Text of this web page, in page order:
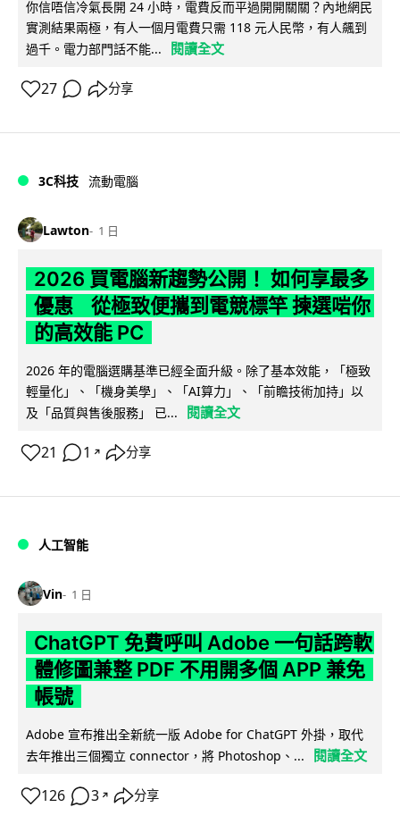
你信唔信冷氣長開 24 小時，電費反而平過開開關關？內地網民
實測結果兩極，有人一個月電費只需 118 元人民幣，有人飆到
過千。電力部門話不能...
閱讀全文
27 分享
3C科技 流動電腦
Lawton 1 日
2026 買電腦新趨勢公開！ 如何享最多
優惠 從極致便攜到電競標竿 揀選啱你
的高效能 PC
2026 年的電腦選購基準已經全面升級。除了基本效能，「極致
輕量化」、「機身美學」、「AI算力」、「前瞻技術加持」以
及「品質與售後服務」 已...
閱讀全文
21 1 ↗ 分享
人工智能
Vin 1 日
ChatGPT 免費呼叫 Adobe 一句話跨軟
體修圖兼整 PDF 不用開多個 APP 兼免
帳號
Adobe 宣布推出全新統一版 Adobe for ChatGPT 外掛，取代
去年推出三個獨立 connector，將 Photoshop、...
閱讀全文
126 3 ↗ 分享